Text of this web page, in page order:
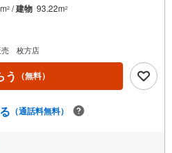
2 /建物 93.22m2
売 枚方店
う （無料）
（通話料無料）